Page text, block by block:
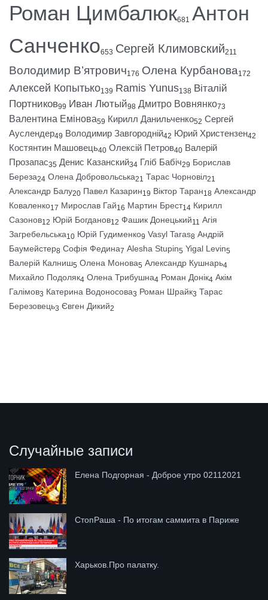
Роман Цимбалюк681 Антон
Санченко653 Сергей Климовский211
Володимир В’ятрович176 Олена Курбанова172
Алексей Копытько139 Ramis Yunus138 Віталій
Портников99 Иван Лютый98 Дмитро Вовнянко73
Валентина Емінова59 Кирилл Данильченко52 Сергей
Ауслендер49 Володимир Завгородній42 Юрий Христензен42
Костянтин Машовець40 Олексій Петров40 Валерій
Прозапас35 Денис Казанский34 Гліб Бабіч29 Борислав
Береза24 Олена Добровольська21 Тарас Чорновіл21
Александр Балу20 Павел Казарин19 Віктор Таран18 Александр
Коваленко17 Мирослав Гай16 Мартин Брест14 Кирилл
Сазонов12 Юрій Богданов12 Фашик Донецький11 Агія
Загребельська10 Юрій Гудименко9 Vasyl Taras8 Андрій
Баумейстер8 Софія Федина7 Alesha Stupin5 Yigal Levin5
Валерій Калниш5 Олена Монова5 Александр Кушнарь4
Михайло Подоляк4 Олена Трибушна4 Роман Донік4 Акім
Галімов3 Катерина Водоносова3 Роман Шрайк3 Тарас
Березовець3 Євген Дикий2
Случайные записи
Елена Подгорная - Доброе утро 02112021
СтопРаша - По итогам саммита в Париже
Харьков.Про палатку.